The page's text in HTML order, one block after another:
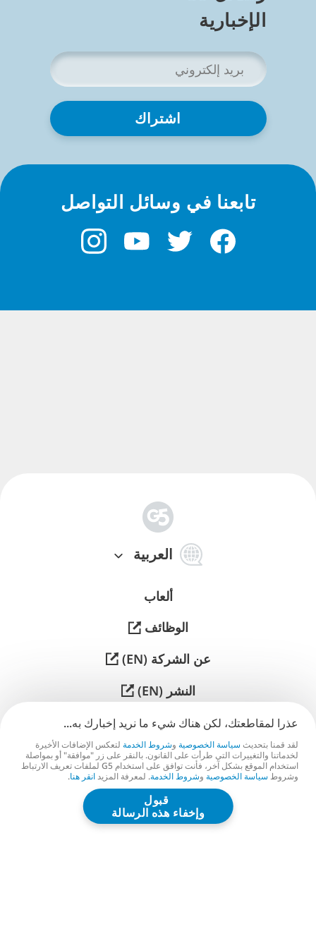
الإخبارية
بريدك
الإلكتروني
*
تابعنا في وسائل التواصل
العربية
体
中
ألعاب
الوظائف
عن الشركة (EN)
النشر (EN)
الدعم
تواصل معنا (EN)
G5 ENTERTAINMENT ®
© 2026 G5 Entertainment AB
عذرا لمقاطعتك، لكن هناك شيء ما نريد إخبارك به...
لقد قمنا بتحديث سياسة الخصوصية وشروط الخدمة لتعكس الإضافات الأخيرة
لخدماتنا والتغييرات التي طرأت على القانون. بالنقر على زر "موافقة" أو بمواصلة
استخدام الموقع بشكل آخر، فأنت توافق على استخدام G5 لملفات تعريف الارتباط
وشروط سياسة الخصوصية وشروط الخدمة. لمعرفة المزيدانقر هنا.
وإخفاء هذه الرسالة